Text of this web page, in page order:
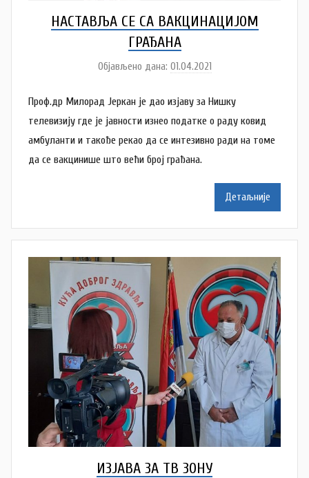
НАСТАВЉА СЕ СА ВАКЦИНАЦИЈОМ
ГРАЂАНА
Објављено дана: 01.04.2021
т
о
р
a
š
u
t
n
o
v
a
c
Проф.др Милорад Јеркан је дао изјаву за Нишку
телевизију где је јавности изнео податке о раду ковид
амбуланти и такође рекао да се интезивно ради на томе
да се вакцинише што већи број грађана.
Детаљније
ИЗЈАВА ЗА ТВ ЗОНУ